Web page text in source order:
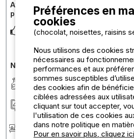
Avis sur l'hébergement : Tipi -
personnes - possibilité d'ajouter 1
Juste une remarque ( personnelle ) ,
il aurais était cool de pas mettre l ...
Notes détaillées du camping
Propreté
Hébergement/Emplacement
Accueil
Préférences en
cookies
(chocolat, noisettes, raisins
Nous utilisons des cookies
nécessaires au
performances et aux
sommes susceptibles
des cookies afin de
ciblées adressées aux
cliquant sur tout accepter,
l'utilisation de ces cookies
dans notre politique en
Pour en savoir plus, cliquez ici